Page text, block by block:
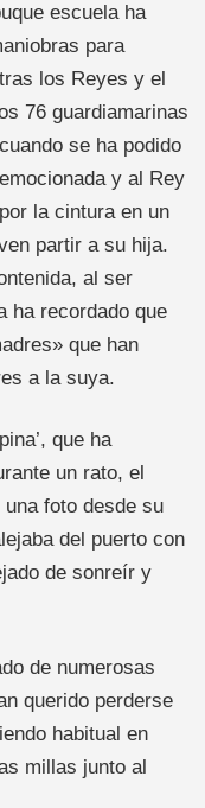
escuela ha
para
los Reyes y el
76 guardiamarinas
se ha podido
y al Rey
la cintura en un
partir a su hija.
al ser
ha recordado que
que han
a la suya.
que ha
un rato, el
foto desde su
del puerto con
de sonreír y
de numerosas
querido perderse
habitual en
millas junto al